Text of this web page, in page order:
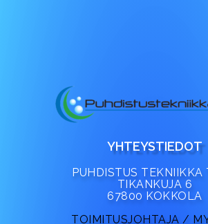
YHTEYSTIEDOT
PUHDISTUS TEKNIIKKA
TIKANKUJA 6
67800 KOKKOLA
TOIMITUSJOHTAJA /